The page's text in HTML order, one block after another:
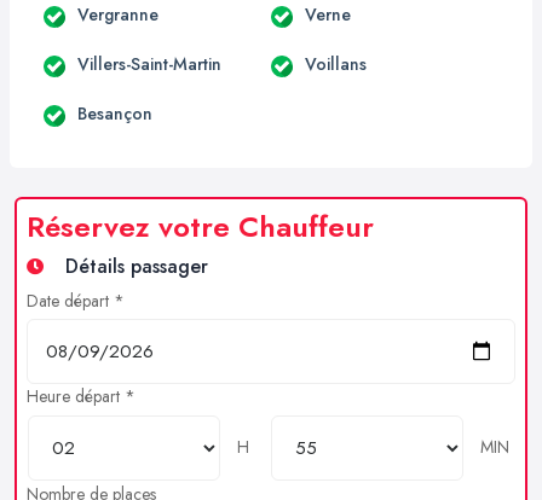
Vergranne Verne
Villers-Saint-Martin Voillans
Besançon
Réservez votre Chauffeur
Détails passager
Date départ *
Heure départ *
H
MIN
Nombre de places